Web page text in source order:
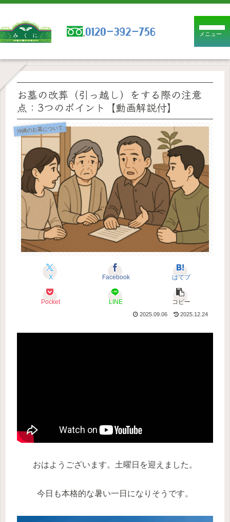
メニュー
お墓の改葬（引っ越し）をする際の注意
点：3つのポイント【動画解説付】
沖縄のお墓について
X Facebook はてブ
Pocket LINE コピー
2025.09.06 2025.12.24
おはようございます。土曜日を迎えました。
今日も本格的な暑い一日になりそうです。